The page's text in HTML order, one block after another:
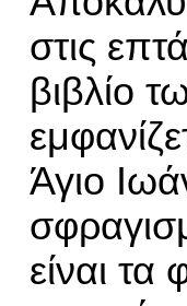
στις
βιβλίο
Άγιο
είναι τα